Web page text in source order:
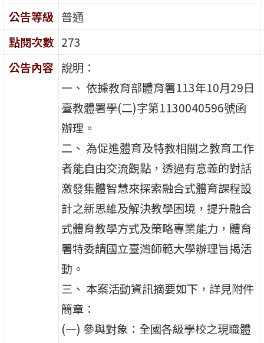
公告等級 普通
點閱次數 273
公告內容 說明：
一、 依據教育部體育署113年10月29日
臺教體署學(二)字第1130040596號函
辦理。
二、 為促進體育及特教相關之教育工作
者能自由交流觀點，透過有意義的對話
激發集體智慧來探索融合式體育課程設
計之新思維及解決教學困境，提升融合
式體育教學方式及策略專業能力，體育
署特委請國立臺灣師範大學辦理旨揭活
動。
三、 本案活動資訊摘要如下，詳見附件
簡章：
(一) 參與對象：全國各級學校之現職體